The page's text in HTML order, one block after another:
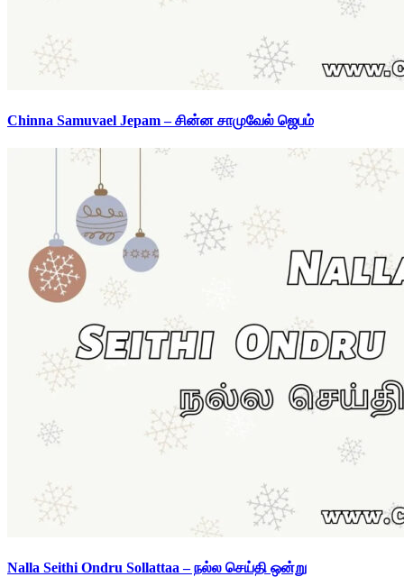
Chinna Samuvael Jepam – சின்ன சாமுவேல் ஜெபம்
Nalla Seithi Ondru Sollattaa – நல்ல செய்தி ஒன்று